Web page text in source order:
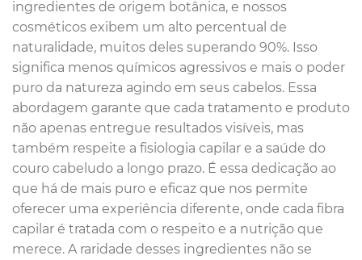
ingredientes de origem botânica, e nossos
cosméticos exibem um alto percentual de
naturalidade, muitos deles superando 90%. Isso
significa menos químicos agressivos e mais o poder
puro da natureza agindo em seus cabelos. Essa
abordagem garante que cada tratamento e produto
não apenas entregue resultados visíveis, mas
também respeite a fisiologia capilar e a saúde do
couro cabeludo a longo prazo. É essa dedicação ao
que há de mais puro e eficaz que nos permite
oferecer uma experiência diferente, onde cada fibra
capilar é tratada com o respeito e a nutrição que
merece. A raridade desses ingredientes não se